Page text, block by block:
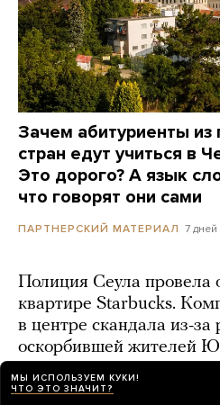
Зачем абитуриенты из
стран едут учиться в
Это дорого? А язык
что говорят они сами
ПАРТНЕРСКИЙ МАТЕРИАЛ 7 дней
Полиция Сеула провела
квартире Starbucks.
в центре скандала из-
оскорбившей жителей
16 часов назад
МЫ ИСПОЛЬЗУЕМ КУКИ!
ЧТО ЭТО ЗНАЧИТ?